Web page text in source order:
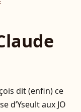
dit (enfin) ce
d’Yseult aux JO